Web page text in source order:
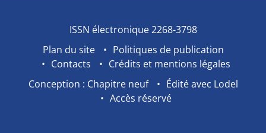
ISSN électronique 2268-3798
Plan du site
Politiques de publication
Contacts
Crédits et mentions légales
Conception : Chapitre neuf
Édité avec Lodel
Accès réservé